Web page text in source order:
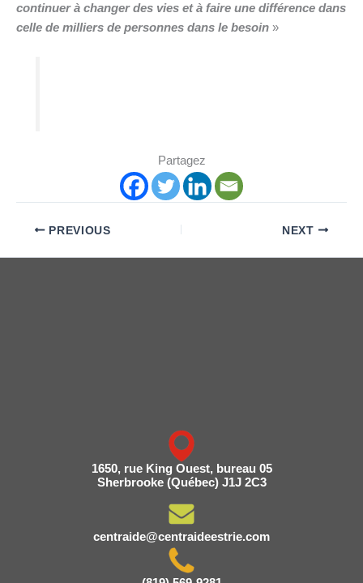
continuer à changer des vies et à faire une différence dans
celle de milliers de personnes dans le besoin »
Partagez
PREVIOUS NEXT
1650, rue King Ouest, bureau 05
Sherbrooke (Québec) J1J 2C3
centraide@centraideestrie.com